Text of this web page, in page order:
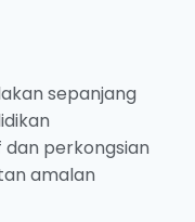
sepanjang
perkongsian
amalan